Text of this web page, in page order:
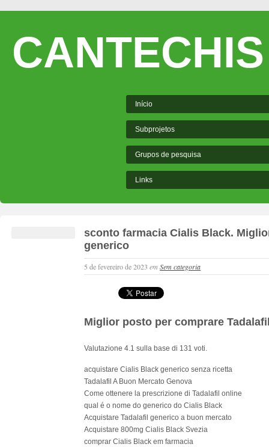
CANTECHIS
Início
Subprojetos
Grupos de pesquisa
Links
sconto farmacia Cialis Black.
generico
5 de fevereiro de 2023emSem categoria
Miglior posto per comprare
Valutazione4.1 sulla base di 131 voti.
acquistare Cialis Black generico senza ricetta
Tadalafil A Buon Mercato Genova
Come ottenere la prescrizione di Tadalafil online
qual é o nome do generico do Cialis Black
Acquistare Tadalafil generico a buon mercato
Acquistare 800mg Cialis Black Svezia
comprar Cialis Black em farmacia